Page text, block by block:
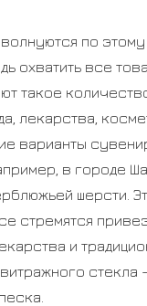
по
охватить все
такое
лекарства,
варианты
в городе
шерсти.
стремятся
и